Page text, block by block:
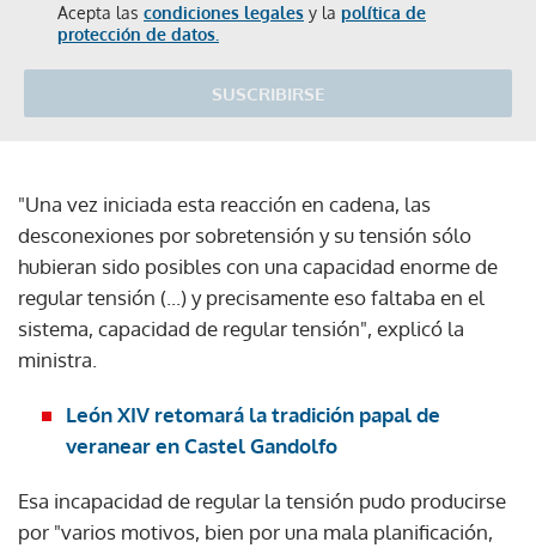
Acepta las condiciones legales y la política de
protección de datos.
SUSCRIBIRSE
"Una vez iniciada esta reacción en cadena, las
desconexiones por sobretensión y su tensión sólo
hubieran sido posibles con una capacidad enorme de
regular tensión (...) y precisamente eso faltaba en el
sistema, capacidad de regular tensión", explicó la
ministra.
León XIV retomará la tradición papal de
veranear en Castel Gandolfo
Esa incapacidad de regular la tensión pudo producirse
por "varios motivos, bien por una mala planificación,